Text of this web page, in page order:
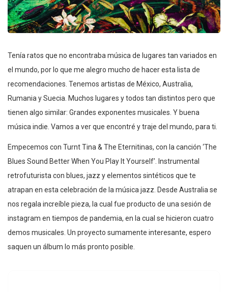
Tenía ratos que no encontraba música de lugares tan variados en
el mundo, por lo que me alegro mucho de hacer esta lista de
recomendaciones. Tenemos artistas de México, Australia,
Rumania y Suecia. Muchos lugares y todos tan distintos pero que
tienen algo similar: Grandes exponentes musicales. Y buena
música indie. Vamos a ver que encontré y traje del mundo, para ti.
Empecemos con Turnt Tina & The Eternitinas, con la canción ‘The
Blues Sound Better When You Play It Yourself’. Instrumental
retrofuturista con blues, jazz y elementos sintéticos que te
atrapan en esta celebración de la música jazz. Desde Australia se
nos regala increíble pieza, la cual fue producto de una sesión de
instagram en tiempos de pandemia, en la cual se hicieron cuatro
demos musicales. Un proyecto sumamente interesante, espero
saquen un álbum lo más pronto posible.